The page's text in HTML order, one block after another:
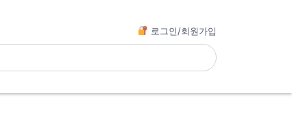
로그인/회원가입